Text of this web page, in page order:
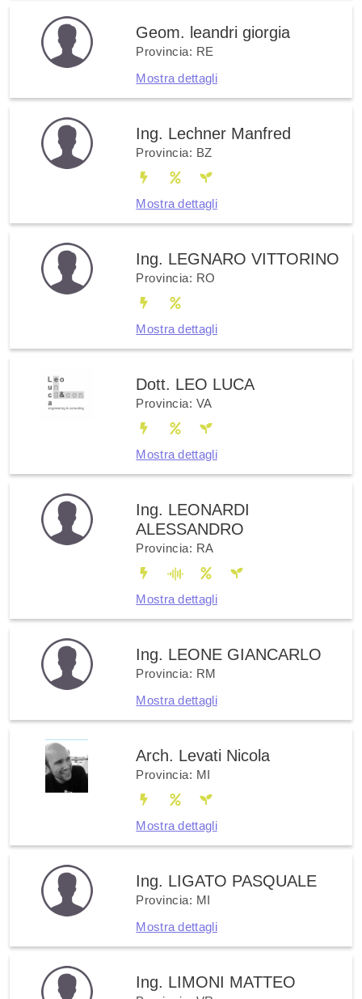
Geom. leandri giorgia
Provincia: RE
Mostra dettagli
Ing. Lechner Manfred
Provincia: BZ
Mostra dettagli
Ing. LEGNARO VITTORINO
Provincia: RO
Mostra dettagli
Dott. LEO LUCA
Provincia: VA
Mostra dettagli
Ing. LEONARDI
ALESSANDRO
Provincia: RA
Mostra dettagli
Ing. LEONE GIANCARLO
Provincia: RM
Mostra dettagli
Arch. Levati Nicola
Provincia: MI
Mostra dettagli
Ing. LIGATO PASQUALE
Provincia: MI
Mostra dettagli
Ing. LIMONI MATTEO